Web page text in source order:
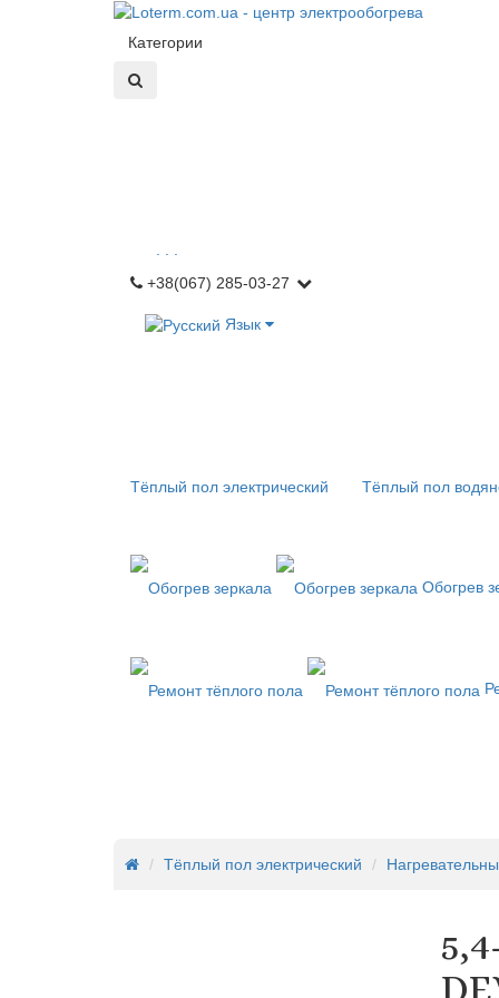
Категории
+38(067) 285-03-27
Язык
Тёплый пол электрический Тёплый пол
Обогрев
Тёплый пол электрический